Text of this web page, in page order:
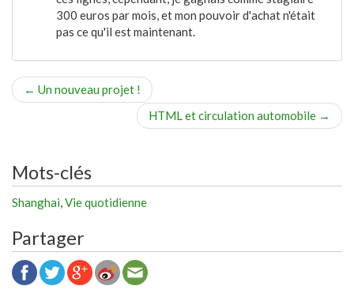
300 euros par mois, et mon pouvoir d'achat n'était
pas ce qu'il est maintenant.
← Un nouveau projet !
HTML et circulation automobile →
Mots-clés
Shanghai,Vie quotidienne
Partager